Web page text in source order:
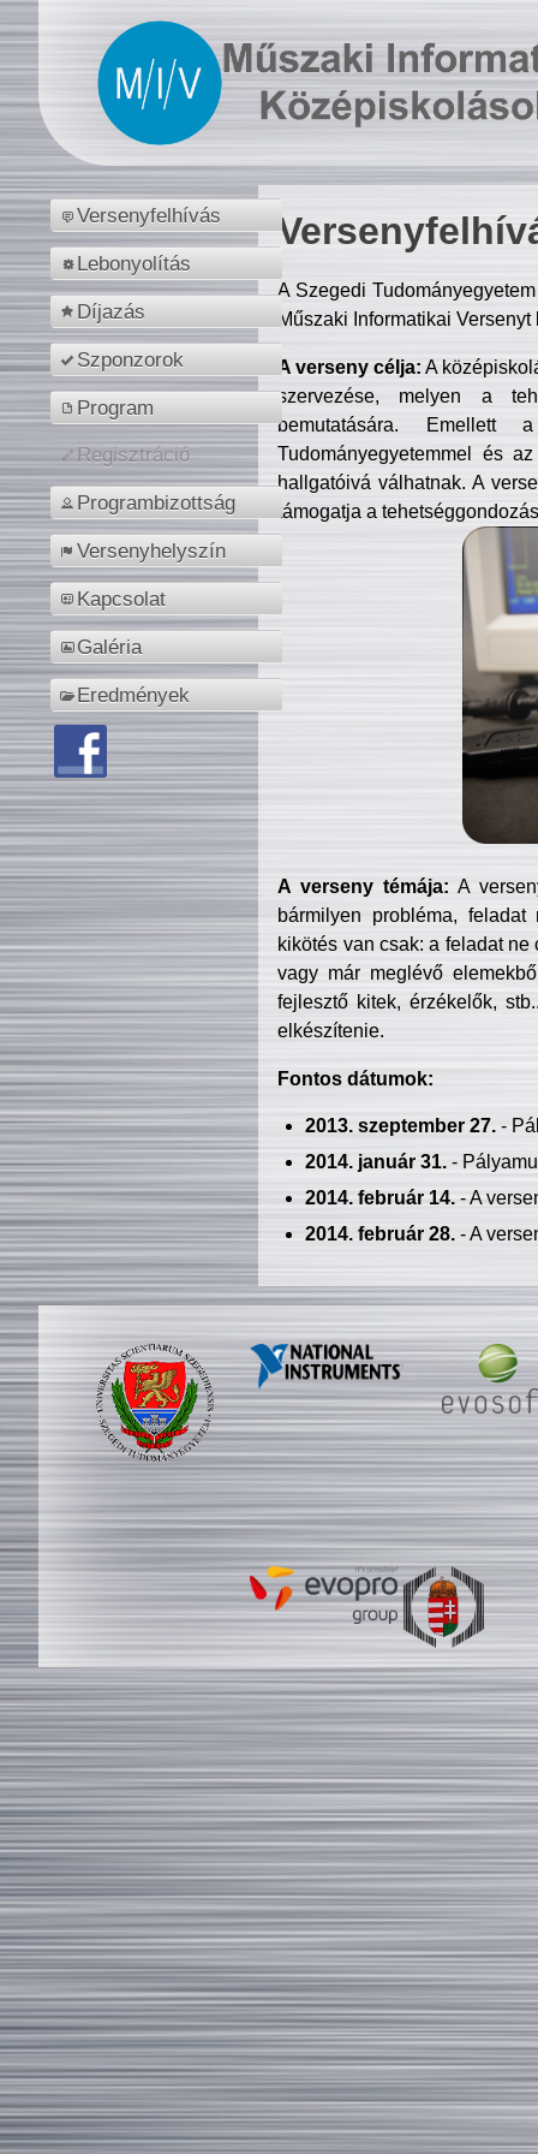
Versenyfelhívás
Lebonyolítás
Díjazás
Szponzorok
Program
Regisztráció
Programbizottság
Versenyhelyszín
Kapcsolat
Galéria
Eredmények
A Szegedi
Műszaki Informatikai
A verseny célja: A
szervezése, melyen a
bemutatására. Emellett
Tudományegyetemmel és
hallgatóivá válhatnak. A
támogatja a
A verseny témája: A
bármilyen probléma, feladat
kikötés van csak: a feladat
vagy már meglévő
fejlesztő kitek, érzékelők,
elkészítenie.
Fontos dátumok:
2013. szeptember 27.-
2014. január 31.-
2014. február 14.- A
2014. február 28.- A